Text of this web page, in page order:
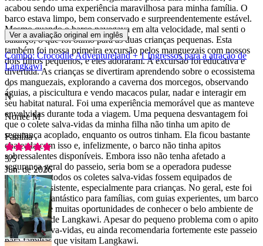
acabou sendo uma experiência maravilhosa para minha família. O
barco estava limpo, bem conservado e surpreendentemente estável.
Mesmo quando o barco navegava em alta velocidade, mal senti o
balanço, o que foi ótimo para as duas crianças pequenas. Esta
também foi nossa primeira excursão pelos manguezais com nossos
dois filhos pequenos, e eles adoraram. A excursão foi educativa e
divertida. As crianças se divertiram aprendendo sobre o ecossistema
dos manguezais, explorando a caverna dos morcegos, observando
águias, a piscicultura e vendo macacos pular, nadar e interagir em
seu habitat natural. Foi uma experiência memorável que as manteve
envolvidas durante toda a viagem. Uma pequena desvantagem foi
que o colete salva-vidas da minha filha não tinha um apito de
segurança acoplado, enquanto os outros tinham. Ela ficou bastante
chateada com isso e, infelizmente, o barco não tinha apitos
sobressalentes disponíveis. Embora isso não tenha afetado a
segurança geral do passeio, seria bom se a operadora pudesse
garantir que todos os coletes salva-vidas fossem equipados de
maneira consistente, especialmente para crianças. No geral, este foi
um passeio fantástico para famílias, com guias experientes, um barco
confortável e muitas oportunidades de conhecer o belo ambiente de
manguezais de Langkawi. Apesar do pequeno problema com o apito
do colete salva-vidas, eu ainda recomendaria fortemente este passeio
para famílias que visitam Langkawi.
Ver a avaliação original em inglês
Combo: Crocodile Adventureland + 1 Ingressos para a atração de
Langkawi
N
Norlee M
Família
5/5
Jun. de 2026